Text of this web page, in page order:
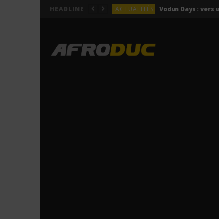
HEADLINE ACTUALITÉS
LYRICS Anitta – Azul (Lyrics &